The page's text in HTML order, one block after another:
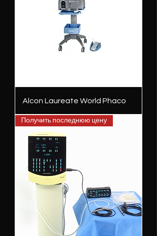
Alcon Laureate World Phaco
Получить последнюю цену